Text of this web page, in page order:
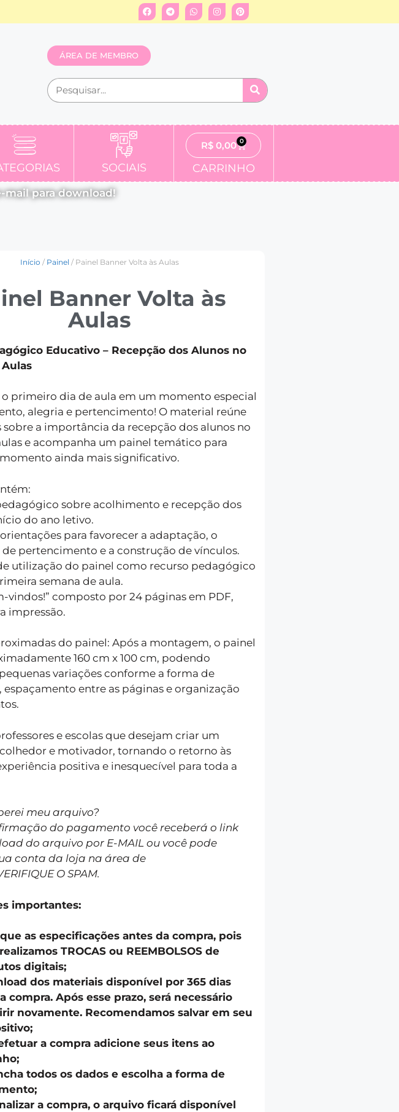
ÁREA DE MEMBRO
SOCIAIS
R$ 0,00 0
CARRINHO
mail para download!
Início / Painel / Painel Banner Volta às Aulas
Banner Volta às
Aulas
Educativo – Recepção dos Alunos no
o primeiro dia de aula em um momento especial
alegria e pertencimento! O material reúne
sobre a importância da recepção dos alunos no
e acompanha um painel temático para
ainda mais significativo.
sobre acolhimento e recepção dos
do ano letivo.
orientações para favorecer a adaptação, o
pertencimento e a construção de vínculos.
utilização do painel como recurso pedagógico
semana de aula.
vindos!” composto por 24 páginas em PDF,
impressão.
do painel: Após a montagem, o painel
160 cm x 100 cm, podendo
variações conforme a forma de
entre as páginas e organização
e escolas que desejam criar um
e motivador, tornando o retorno às
positiva e inesquecível para toda a
meu arquivo?
do pagamento você receberá o link
do arquivo por E-MAIL ou você pode
conta da loja na área de
O SPAM.
importantes:
as especificações antes da compra, pois
TROCAS ou REEMBOLSOS de
digitais;
dos materiais disponível por 365 dias
compra. Após esse prazo, será necessário
novamente. Recomendamos salvar em seu
a compra adicione seus itens ao
todos os dados e escolha a forma de
a compra, o arquivo ficará disponível